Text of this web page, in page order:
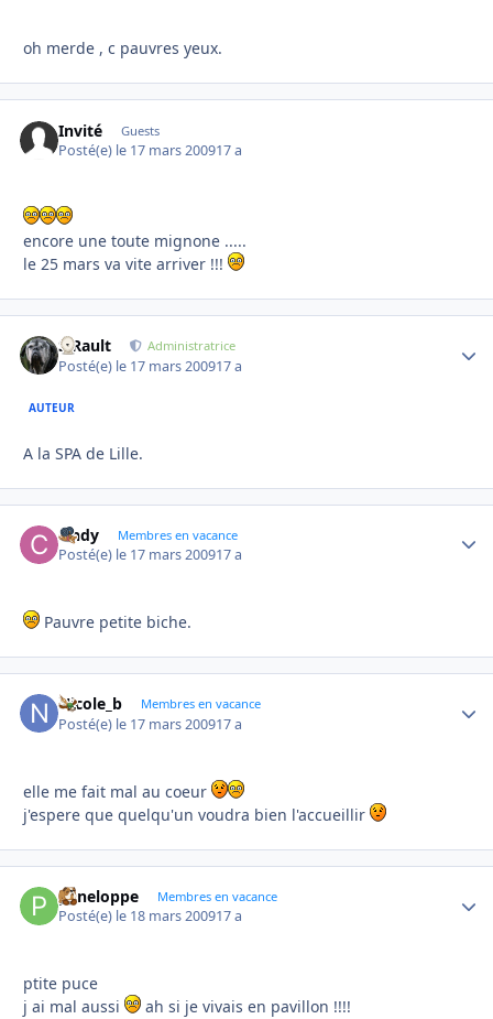
oh merde , c pauvres yeux.
Invité Guests
Posté(e) le 17 mars 200917 a
encore une toute mignone .....
le 25 mars va vite arriver !!!
S.Rault Administratrice
Posté(e) le 17 mars 200917 a
AUTEUR
A la SPA de Lille.
cindy Membres en vacance
Posté(e) le 17 mars 200917 a
Pauvre petite biche.
Nicole_b Membres en vacance
Posté(e) le 17 mars 200917 a
elle me fait mal au coeur
j'espere que quelqu'un voudra bien l'accueillir
peneloppe Membres en vacance
Posté(e) le 18 mars 200917 a
ptite puce
j ai mal aussi
ah si je vivais en pavillon !!!!